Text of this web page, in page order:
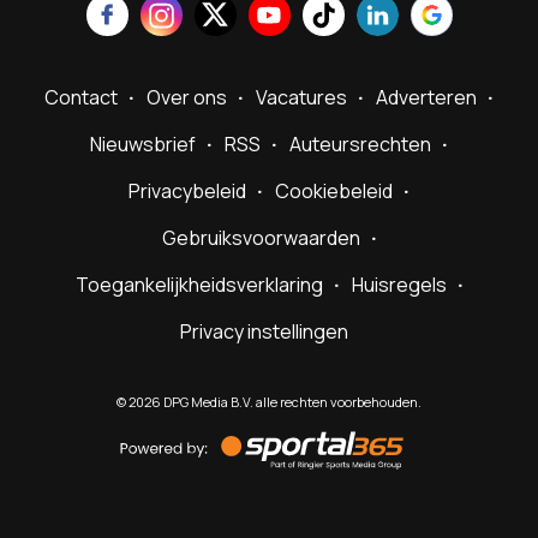
Contact Over ons Vacatures
Adverteren
Nieuwsbrief
RSS
Auteursrechten
Privacybeleid
Cookiebeleid
Gebruiksvoorwaarden
Toegankelijkheidsverklaring
Huisregels
Privacy instellingen
©2026 DPG Media B.V. alle rechten voorbehouden.
by
Sportal365